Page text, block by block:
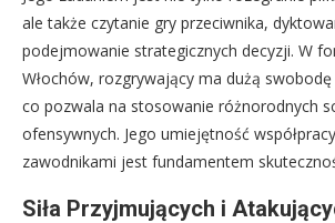
ale także czytanie gry przeciwnika,
podejmowanie strategicznych decyzji. W
Włochów, rozgrywający ma dużą
co pozwala na stosowanie różnorodnych
ofensywnych. Jego umiejętność
zawodnikami jest fundamentem
Siła Przyjmujących i